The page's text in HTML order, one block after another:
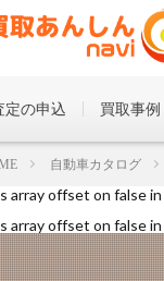
array offset on false in
array offset on false in
array offset on false in
定の申込 買取事例
自動車カタログ